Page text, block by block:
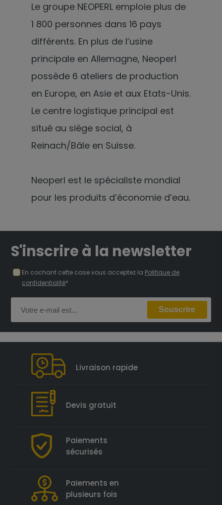
Le groupe NEOPERL emploie plus de
1 800 personnes dans 16 pays
différents. En plus de l’usine
principale en Allemagne, Neoperl
possède 6 ateliers de production
en Europe, en Asie et aux Etats-Unis.
Le centre logistique principal est
situé au siège social, à
Reinach/Bâle en Suisse.
Neoperl est le spécialiste mondial
pour les produits d’économie d’eau.
S'inscrire à la newsletter
En cochant cette case vous acceptez la Politique de
confidentialité*
Livraison rapide
Devis gratuit
Paiements
sécurisés
Paiements en
plusieurs fois